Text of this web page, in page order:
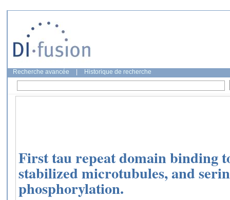
Recherche avancée Historique de recherche
First tau repeat domain binding
stabilized microtubules, and
phosphorylation.